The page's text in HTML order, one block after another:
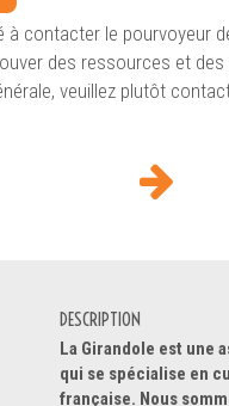
contacter le pourvoyeur
des ressources et
veuillez plutôt
DESCRIPTION
La Girandole est une
qui se spécialise en
française. Nous